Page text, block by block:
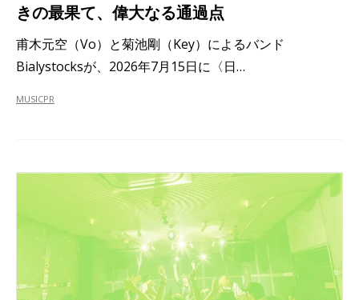
きの最果て、偉大なる通過点
甫木元空（Vo）と菊池剛（Key）によるバンド
Bialystocksが、2026年7月15日に〈日…
MUSICPR